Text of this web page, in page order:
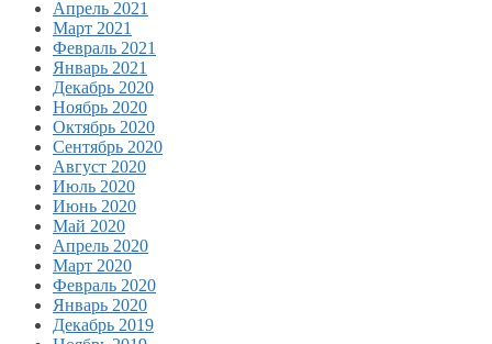
Апрель 2021
Март 2021
Февраль 2021
Январь 2021
Декабрь 2020
Ноябрь 2020
Октябрь 2020
Сентябрь 2020
Август 2020
Июль 2020
Июнь 2020
Май 2020
Апрель 2020
Март 2020
Февраль 2020
Январь 2020
Декабрь 2019